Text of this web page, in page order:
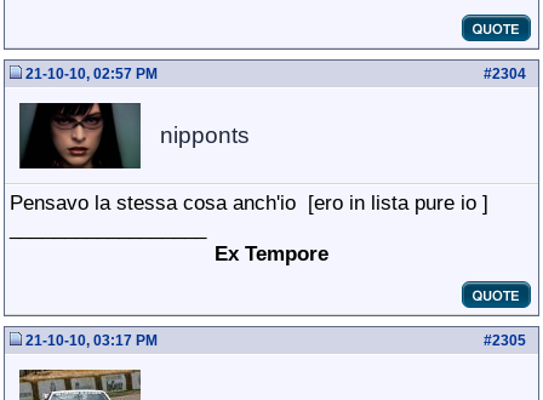
#2304
21-10-10, 02:57 PM
nipponts
Pensavo la stessa cosa anch'io [ero in lista pure io ]
Ex Tempore
#2305
21-10-10, 03:17 PM